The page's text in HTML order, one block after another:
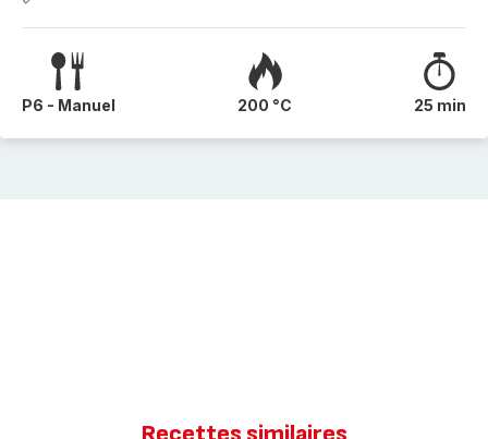
P6 - Manuel 200 °C 25 min